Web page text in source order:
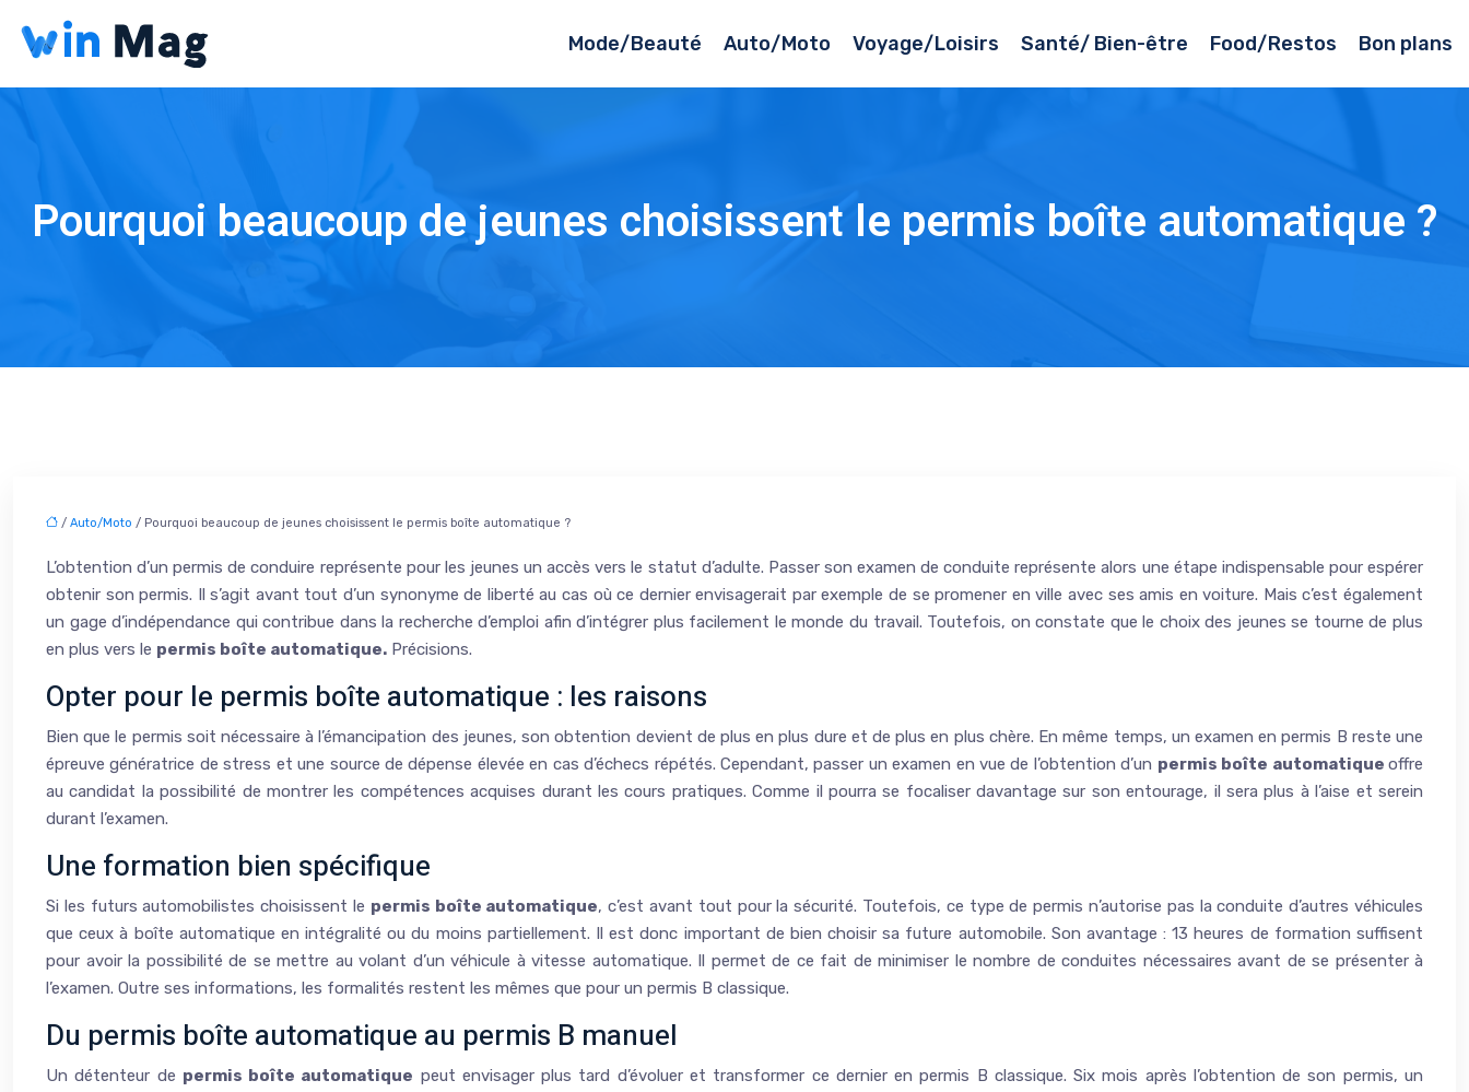
Mode/Beauté Auto/Moto Voyage/Loisirs Santé/ Bien-être Food/Restos Bon plans
Pourquoi beaucoup de jeunes choisissent le permis boîte automatique ?
/ Auto/Moto / Pourquoi beaucoup de jeunes choisissent le permis boîte automatique ?
L’obtention d’un permis de conduire représente pour les jeunes un accès vers le statut d’adulte. Passer son examen de conduite représente alors une étape indispensable pour espérer
obtenir son permis. Il s’agit avant tout d’un synonyme de liberté au cas où ce dernier envisagerait par exemple de se promener en ville avec ses amis en voiture. Mais c’est également
un gage d’indépendance qui contribue dans la recherche d’emploi afin d’intégrer plus facilement le monde du travail. Toutefois, on constate que le choix des jeunes se tourne de plus
en plus vers le permis boîte automatique. Précisions.
Opter pour le permis boîte automatique : les raisons
Bien que le permis soit nécessaire à l’émancipation des jeunes, son obtention devient de plus en plus dure et de plus en plus chère. En même temps, un examen en permis B reste une
épreuve génératrice de stress et une source de dépense élevée en cas d’échecs répétés. Cependant, passer un examen en vue de l’obtention d’un permis boîte automatiqueoffre
au candidat la possibilité de montrer les compétences acquises durant les cours pratiques. Comme il pourra se focaliser davantage sur son entourage, il sera plus à l’aise et serein
durant l’examen.
Une formation bien spécifique
Si les futurs automobilistes choisissent le permis boîte automatique, c’est avant tout pour la sécurité. Toutefois, ce type de permis n’autorise pas la conduite d’autres véhicules
que ceux à boîte automatique en intégralité ou du moins partiellement. Il est donc important de bien choisir sa future automobile. Son avantage : 13 heures de formation suffisent
pour avoir la possibilité de se mettre au volant d’un véhicule à vitesse automatique. Il permet de ce fait de minimiser le nombre de conduites nécessaires avant de se présenter à
l’examen. Outre ses informations, les formalités restent les mêmes que pour un permis B classique.
Du permis boîte automatique au permis B manuel
Un détenteur de permis boîte automatique peut envisager plus tard d’évoluer et transformer ce dernier en permis B classique. Six mois après l’obtention de son permis, un